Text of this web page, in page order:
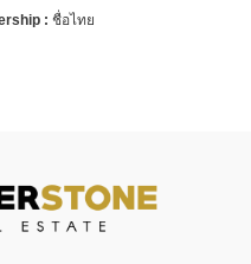
ชื่อไทย